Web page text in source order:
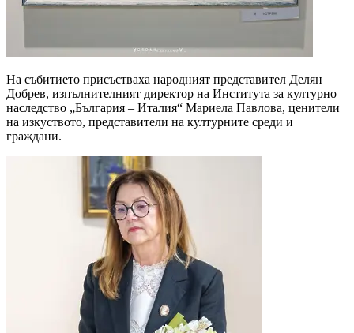
На събитието присъстваха народният представител Делян
Добрев, изпълнителният директор на Института за културно
наследство „България – Италия“ Мариела Павлова, ценители
на изкуството, представители на културните среди и
граждани.